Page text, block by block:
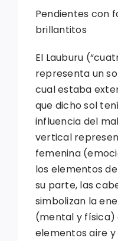
Pendientes con
brillantitos
El Lauburu
representa un
cual estaba
que dicho sol
influencia del
vertical
femenina
los elementos
su parte, las
simbolizan la
(mental y física)
elementos aire y